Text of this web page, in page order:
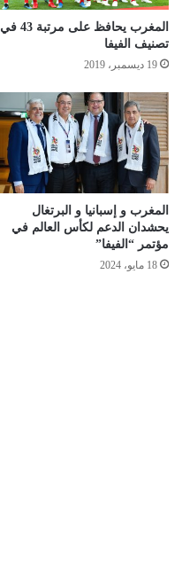
المغرب يحافظ على مرتبة 43 في
تصنيف الفيفا
19 ديسمبر، 2019
المغرب و إسبانيا و البرتغال
يحشدان الدعم لكأس العالم في
مؤتمر “الفيفا”
18 مايو، 2024